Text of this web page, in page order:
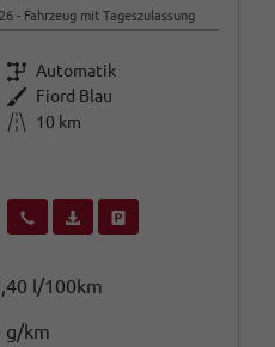
Fahrzeug mit Tageszulassung
Getriebe Automatik
Außenfarbe Fiord Blau
Kilometerstand
10 km
Wir rufen Sie anFahrzeugexposé (PDF)
l/100km
g/km